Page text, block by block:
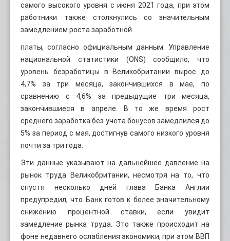
самого высокого уровня с июня 2021 года, при этом
работники также столкнулись со значительным
замедлением роста заработной
платы, согласно официальным данным. Управление
национальной статистики (ONS) сообщило, что
уровень безработицы в Великобритании вырос до
4,7% за три месяца, закончившихся в мае, по
сравнению с 4,6% за предыдущие три месяца,
закончившиеся в апреле. В то же время рост
среднего заработка без учета бонусов замедлился до
5% за период с мая, достигнув самого низкого уровня
почти за три года.
Эти данные указывают на дальнейшее давление на
рынок труда Великобритании, несмотря на то, что
спустя несколько дней глава Банка Англии
предупредил, что Банк готов к более значительному
снижению процентной ставки, если увидит
замедление рынка труда. Это также происходит на
фоне недавнего ослабления экономики, при этом ВВП